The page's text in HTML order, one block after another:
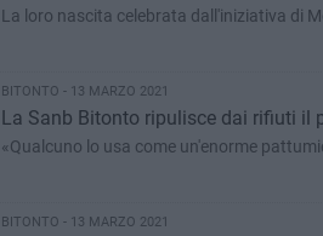
La loro nascita celebrata dall'iniziativa di
BITONTO - 13 MARZO 2021
La Sanb Bitonto ripulisce dai rifiuti il
«Qualcuno lo usa come un'enorme
BITONTO - 13 MARZO 2021